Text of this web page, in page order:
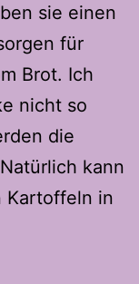
sie einen
für
Brot. Ich
nicht so
die
kann
Kartoffeln in